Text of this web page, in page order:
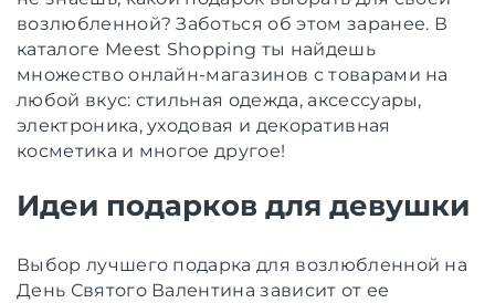
возлюбленной? Заботься об этом заранее. В
каталоге Meest Shopping ты найдешь
множество онлайн-магазинов с товарами на
любой вкус: стильная одежда, аксессуары,
электроника, уходовая и декоративная
косметика и многое другое!
Идеи подарков для девушки
Выбор лучшего подарка для возлюбленной на
День Святого Валентина зависит от ее